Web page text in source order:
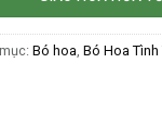
Bó hoa, Bó Hoa Tình